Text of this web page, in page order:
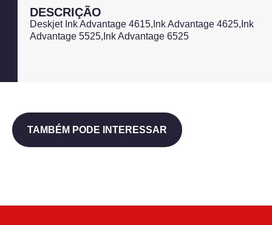
DESCRIÇÃO
Deskjet Ink Advantage 4615,Ink Advantage 4625,Ink
Advantage 5525,Ink Advantage 6525
TAMBÉM PODE INTERESSAR